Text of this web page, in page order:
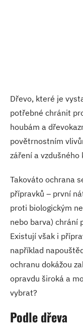
Dřevo, které je
potřebné chránit
houbám a
povětrnostním
záření a vzdušného
Takováto ochrana
přípravků – první
proti biologickým
nebo barva) chrání
Existují však i
například
ochranu dokážou
opravdu široká a
vybrat?
Podle dřeva